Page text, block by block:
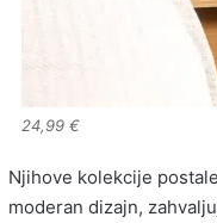
24,99 €
Njihove kolekcije
moderan dizajn,